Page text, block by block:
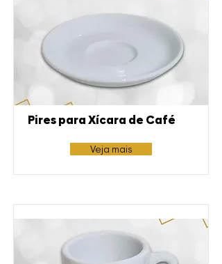
Pires para Xícara de Café
Veja mais